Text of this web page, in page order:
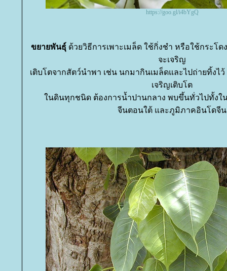
https://goo.gl/i4bYgQ
ขยายพันธุ์ ด้วยวิธีการเพาะเมล็ด ใช้กิ่งชำ หรือใช้กระโ
จะเจริญ
เติบโตจากสัตว์นำพา เช่น นกมากินเมล็ดและไปถ่ายทิ้งไ
เจริญเติบโต
นดินทุกชนิด ต้องการน้ำปานกลาง พบขึ้นทั่วไปทั้งใน
จีนตอนใต้ และภูมิภาคอินโดจีน